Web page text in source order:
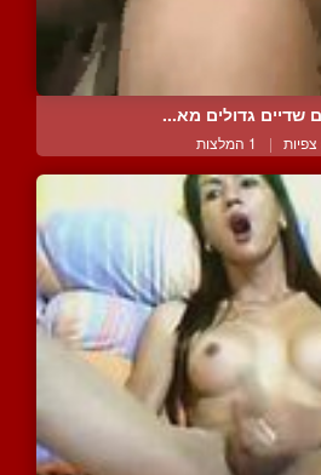
שדיים גדולים מא...
| 1 המלצות